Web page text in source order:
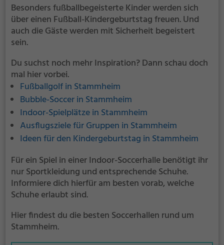
Besonders fußballbegeisterte Kinder werden sich
über einen Fußball-Kindergeburtstag freuen. Und
auch die Gäste werden mit Sicherheit begeistert
sein.
Du suchst noch mehr Inspiration? Dann schau doch
mal hier vorbei.
Fußballgolf in Stammheim
Bubble-Soccer in Stammheim
Indoor-Spielplätze in Stammheim
Ausflugsziele für Gruppen in Stammheim
Ideen für den Kindergeburtstag in Stammheim
Für ein Spiel in einer Indoor-Soccerhalle benötigt ihr
nur Sportkleidung und entsprechende Schuhe.
Informiere dich hierfür am besten vorab, welche
Schuhe erlaubt sind.
Hier findest du die besten Soccerhallen rund um
Stammheim.